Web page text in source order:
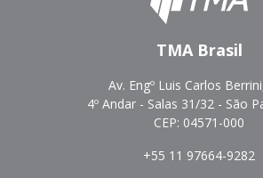
TMA Brasil
Av. Engº Luis Carlos
4º Andar - Salas 31/32 - São
CEP: 04571-000
+55 11 97664-9282